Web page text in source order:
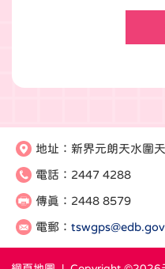
地址： 新界元朗天水圍
電話： 2447 4288
傳真： 2448 8579
電郵：